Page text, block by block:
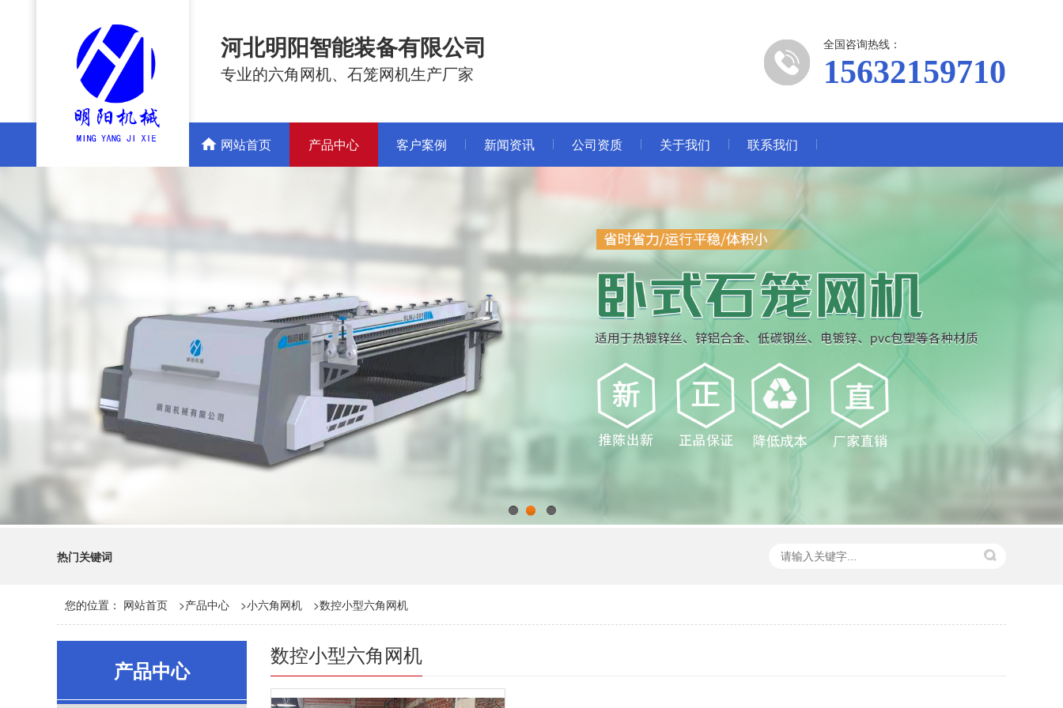
河北明阳智能装备有限公司
专业的六角网机、石笼网机生产厂家
全国咨询热线：
15632159710
网站首页 产品中心 客户案例 新闻资讯 公司资质 关于我们 联系我们
1 2 3
热门关键词
您的位置： 网站首页 >产品中心 >小六角网机 >数控小型六角网机
产品中心
数控小型六角网机